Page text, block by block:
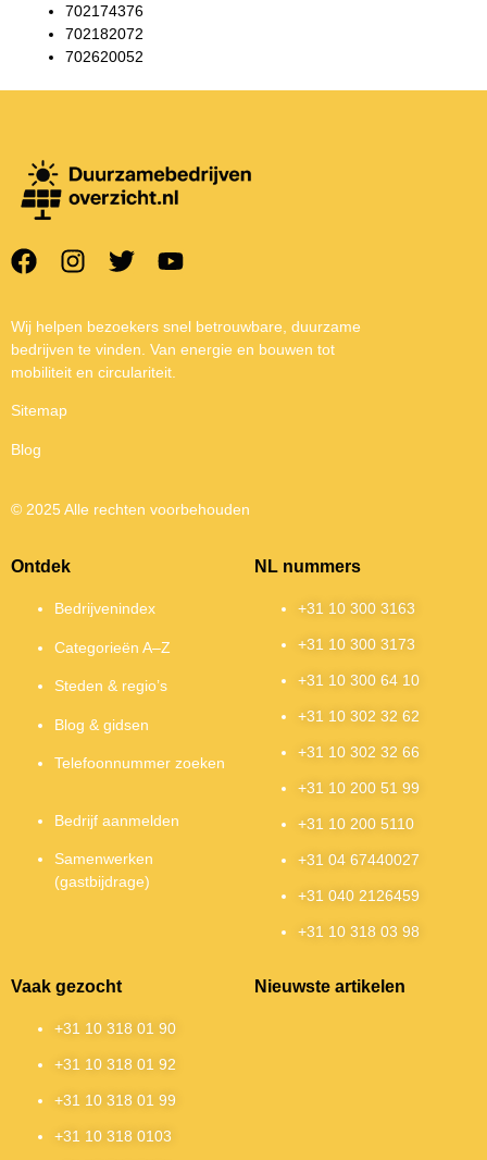
702174376
702182072
702620052
Wij helpen bezoekers snel betrouwbare, duurzame
bedrijven te vinden. Van energie en bouwen tot
mobiliteit en circulariteit.
Sitemap
Blog
© 2025 Alle rechten voorbehouden
Ontdek
Bedrijvenindex
Categorieën A–Z
Steden & regio’s
Blog & gidsen
Telefoonnummer zoeken
Bedrijf aanmelden
Samenwerken
(gastbijdrage)
NL nummers
+31 10 300 3163
+31 10 300 3173
+31 10 300 64 10
+31 10 302 32 62
+31 10 302 32 66
+31 10 200 51 99
+31 10 200 5110
+31 04 67440027
+31 040 2126459
+31 10 318 03 98
Vaak gezocht
+31 10 318 01 90
+31 10 318 01 92
+31 10 318 01 99
+31 10 318 0103
Nieuwste artikelen